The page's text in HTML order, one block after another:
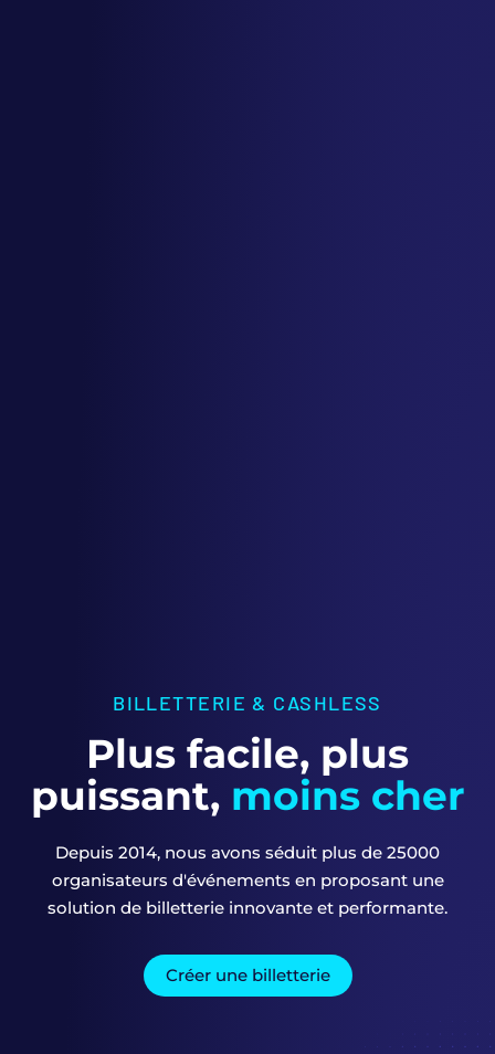
BILLETTERIE & CASHLESS
Plus facile, plus
puissant, moins cher
Depuis 2014, nous avons séduit plus de 25000
organisateurs d'événements en proposant une
solution de billetterie innovante et performante.
Créer une billetterie